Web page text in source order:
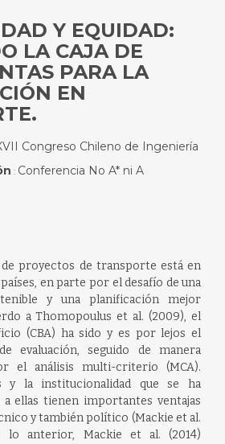
Y EQUIDAD:
LA CAJA DE
PARA LA
EN
Congreso Chileno de Ingeniería
: Conferencia No A* ni A
de proyectos de transporte está en
en parte por el desafío de una
y una planificación mejor
a Thomopoulus et al. (2009), el
(CBA) ha sido y es por lejos el
evaluación, seguido de manera
el análisis multi-criterio (MCA).
y la institucionalidad que se ha
ellas tienen importantes ventajas
y también político (Mackie et al.
lo anterior, Mackie et al. (2014)